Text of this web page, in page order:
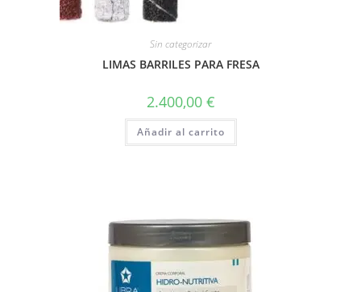
Sin categorizar
LIMAS BARRILES PARA FRESA
2.400,00 €
Añadir al carrito